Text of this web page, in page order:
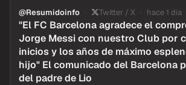
@Resumidoinfo Twitter / X hace 1 dia
"El FC Barcelona agradece el
Jorge Messi con nuestro Club por
inicios y los años de máximo
hijo" El comunicado del Barcelona
del padre de Lio